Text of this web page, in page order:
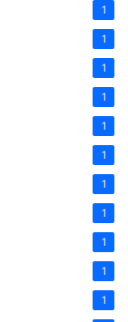
1
1
1
1
1
1
1
1
1
1
1